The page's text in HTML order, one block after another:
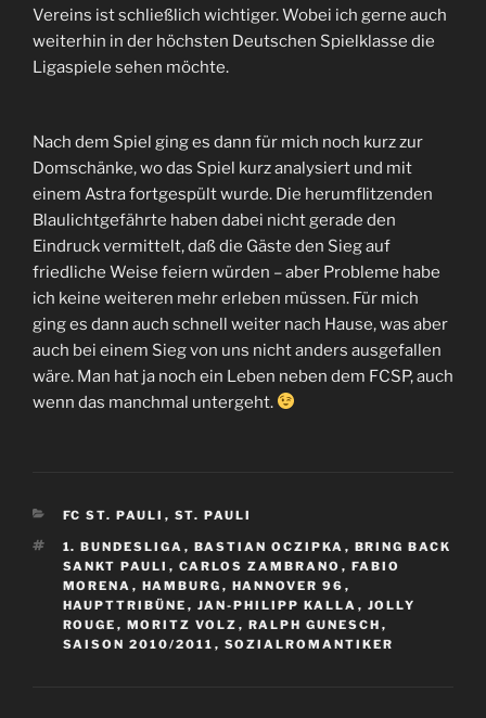
Vereins ist schließlich wichtiger. Wobei ich gerne auch
weiterhin in der höchsten Deutschen Spielklasse die
Ligaspiele sehen möchte.
Nach dem Spiel ging es dann für mich noch kurz zur
Domschänke, wo das Spiel kurz analysiert und mit
einem Astra fortgespült wurde. Die herumflitzenden
Blaulichtgefährte haben dabei nicht gerade den
Eindruck vermittelt, daß die Gäste den Sieg auf
friedliche Weise feiern würden – aber Probleme habe
ich keine weiteren mehr erleben müssen. Für mich
ging es dann auch schnell weiter nach Hause, was aber
auch bei einem Sieg von uns nicht anders ausgefallen
wäre. Man hat ja noch ein Leben neben dem FCSP, auch
wenn das manchmal untergeht.
KATEGORIEN
FC ST. PAULI , ST. PAULI
SCHLAGWÖRTER
1. BUNDESLIGA , BASTIAN OCZIPKA , BRING BACK
SANKT PAULI , CARLOS ZAMBRANO , FABIO
MORENA , HAMBURG , HANNOVER 96 ,
HAUPTTRIBÜNE , JAN-PHILIPP KALLA , JOLLY
ROUGE , MORITZ VOLZ , RALPH GUNESCH ,
SAISON 2010/2011 , SOZIALROMANTIKER